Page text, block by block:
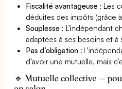
Fiscalité avantageuse : Les
déduites des impôts (grâce
Souplesse : L'indépendant
adaptées à ses besoins et à
Pas d’obligation :
d’avoir une mutuelle, mais
🔹 Mutuelle collective —